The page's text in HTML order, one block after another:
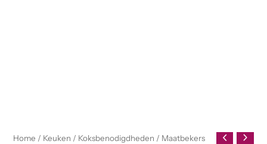
Home / Keuken / Koksbenodigdheden / Maatbekers